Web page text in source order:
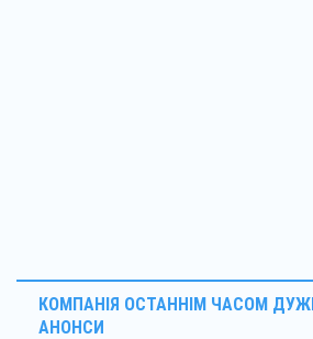
КОМПАНІЯ ОСТАННІМ ЧАСОМ
АНОНСИ